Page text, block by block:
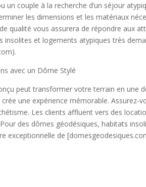
un couple à la recherche d’un séjour
les dimensions et les matériaux
qualité vous assurera de répondre aux
insolites et logements atypiques très
avec un Dôme Stylé
peut transformer votre terrain en une
une expérience mémorable. Assurez-
Les clients affluent vers des
des dômes géodésiques, habitats
exceptionnelle de